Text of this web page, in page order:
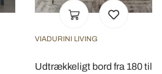
VIADURINI LIVING
Udtrækkeligt bord fra 180 til